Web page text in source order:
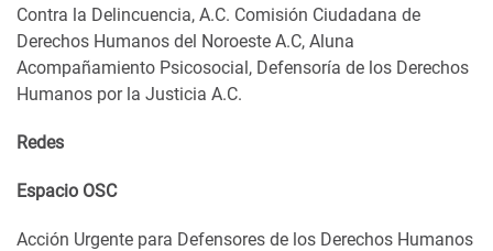
Contra la Delincuencia, A.C. Comisión Ciudadana de
Derechos Humanos del Noroeste A.C, Aluna
Acompañamiento Psicosocial, Defensoría de los Derechos
Humanos por la Justicia A.C.
Redes
Espacio OSC
Acción Urgente para Defensores de los Derechos Humanos